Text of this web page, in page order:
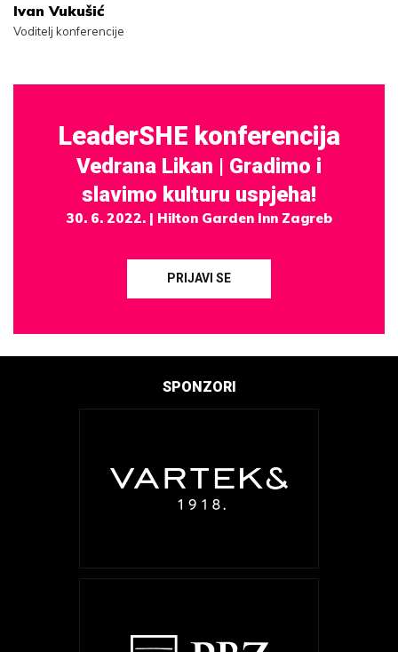
Ivan Vukušić
Voditelj konferencije
LeaderSHE konferencija
Vedrana Likan | Gradimo i
slavimo kulturu uspjeha!
30. 6. 2022. | Hilton Garden Inn Zagreb
PRIJAVI SE
SPONZORI